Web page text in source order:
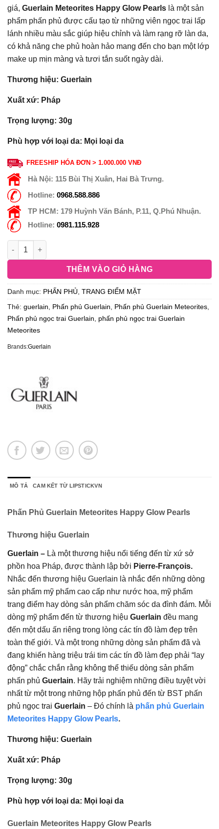
giá, Guerlain Meteorites Happy Glow Pearls là một sản
phẩm phấn phủ được cấu tạo từ những viên ngọc trai lấp
lánh nhiều màu sắc giúp hiệu chỉnh và làm rạng rỡ làn da,
có khả năng che phủ hoàn hảo mang đến cho bạn một lớp
make up mịn màng và tươi tắn suốt ngày dài.
Thương hiệu: Guerlain
Xuất xứ: Pháp
Trọng lượng: 30g
Phù hợp với loại da: Mọi loại da
FREESHIP HÓA ĐƠN > 1.000.000 VNĐ
Hà Nội: 115 Bùi Thị Xuân, Hai Bà Trưng.
Hotline: 0968.588.886
TP HCM: 179 Huỳnh Văn Bánh, P.11, Q.Phú Nhuận.
Hotline: 0981.115.928
THÊM VÀO GIỎ HÀNG
Danh mục: PHẤN PHỦ TRANG ĐIỂM MẶT
Thẻ: guerlain Phấn phủ Guerlain Phấn phủ Guerlain Meteorites
Phấn phủ ngọc trai Guerlain
phấn phủ ngọc trai Guerlain
Meteorites
Brands:Guerlain
MÔ TẢ CAM KẾT TỪ LIPSTICKVN
Phấn Phủ Guerlain Meteorites Happy Glow Pearls
Thương hiệu Guerlain
Guerlain – Là một thương hiệu nổi tiếng đến từ xứ sở
phồn hoa Pháp, được thành lập bởi Pierre-François.
Nhắc đến thương hiệu Guerlain là nhắc đến những dòng
sản phẩm mỹ phẩm cao cấp như nước hoa, mỹ phẩm
trang điểm hay dòng sản phẩm chăm sóc da đình đám. Mỗi
dòng mỹ phẩm đến từ thương hiệu Guerlain đều mang
đến một dấu ấn riêng trong lòng các tín đồ làm đẹp trên
toàn thế giới. Và một trong những dòng sản phẩm đã và
đang khiến hàng triệu trái tim các tín đồ làm đẹp phải “lay
động” chắc chắn rằng không thể thiếu dòng sản phẩm
phấn phủ Guerlain. Hãy trải nghiệm những điều tuyệt vời
nhất từ một trong những hộp phấn phủ đến từ BST phấn
phủ ngọc trai Guerlain – Đó chính là phấn phủ Guerlain
Meteorites Happy Glow Pearls.
Thương hiệu: Guerlain
Xuất xứ: Pháp
Trọng lượng: 30g
Phù hợp với loại da: Mọi loại da
Guerlain Meteorites Happy Glow Pearls